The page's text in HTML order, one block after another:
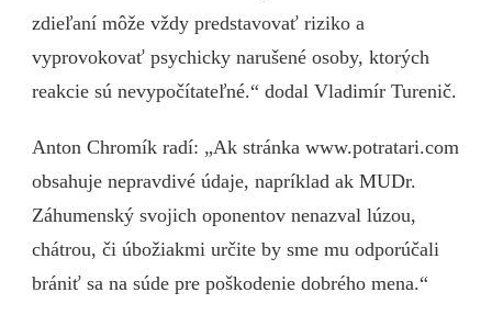
zdieľaní môže vždy predstavovať riziko a
vyprovokovať psychicky narušené osoby, ktorých
reakcie sú nevypočítateľné.“ dodal Vladimír Turenič.
Anton Chromík radí: „Ak stránka www.potratari.com
obsahuje nepravdivé údaje, napríklad ak MUDr.
Záhumenský svojich oponentov nenazval lúzou,
chátrou, či úbožiakmi určite by sme mu odporúčali
brániť sa na súde pre poškodenie dobrého mena.“